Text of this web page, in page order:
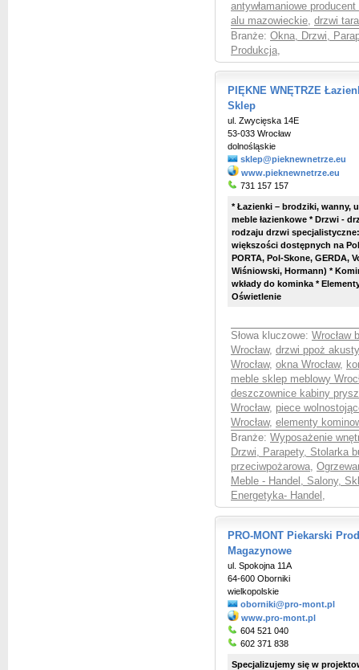
antywłamaniowe
alu mazowieckie, drzwi
Branże: Okna, Drzwi,
Produkcja,
PIĘKNE WNĘTRZE
Sklep
ul. Zwycięska 14E
53-033 Wrocław
dolnośląskie
sklep@pieknewnetrze.eu
www.pieknewnetrze.eu
731 157 157
* Łazienki – brodziki, wanny,
meble łazienkowe * Drzwi -
rodzaju drzwi
większości dostępnych na
PORTA, Pol-Skone, GERDA,
Wiśniowski, Hormann) *
wkłady do kominka *
Oświetlenie
Słowa kluczowe: Wrocław
Wrocław, drzwi ppoż
Wrocław, okna Wrocław,
meble sklep meblowy
deszczownice kabiny
Wrocław, piece
Wrocław, elementy
Branże: Wyposażenie
Drzwi, Parapety, Stolarka
przeciwpożarowa,
Meble - Handel, Salony,
Energetyka- Handel ,
PRO-MONT Piekarski
Magazynowe
ul. Spokojna 11A
64-600 Oborniki
wielkopolskie
oborniki@pro-mont.pl
www.pro-mont.pl
604 521 040
602 371 838
Specjalizujemy się w